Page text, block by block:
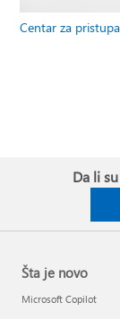
Centar za
Da li
Šta je novo
Microsoft Copilot